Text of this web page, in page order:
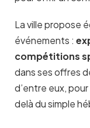
La ville propose
événements :
compétitions
dans ses offres
d’entre eux,
delà du simple